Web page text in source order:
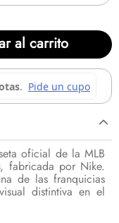
al carrito
oficial de la MLB
, fabricada por Nike.
de las franquicias
distintiva en el